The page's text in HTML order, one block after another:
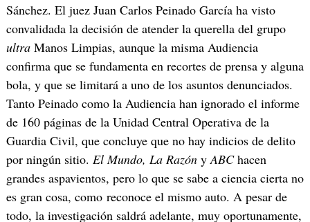
Sánchez. El juez Juan Carlos Peinado García ha visto
convalidada la decisión de atender la querella del grupo
ultraManos Limpias, aunque la misma Audiencia
confirma que se fundamenta en recortes de prensa y alguna
bola, y que se limitará a uno de los asuntos denunciados.
Tanto Peinado como la Audiencia han ignorado el informe
de 160 páginas de la Unidad Central Operativa de la
Guardia Civil, que concluye que no hay indicios de delito
por ningún sitio. El Mundo, La RazónyABChacen
grandes aspavientos, pero lo que se sabe a ciencia cierta no
es gran cosa, como reconoce el mismo auto. A pesar de
todo, la investigación saldrá adelante, muy oportunamente,